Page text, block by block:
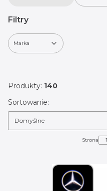
Filtry
Marka
Produkty: 140
Lista produktów
Sortowanie:
Domyślne
Strona